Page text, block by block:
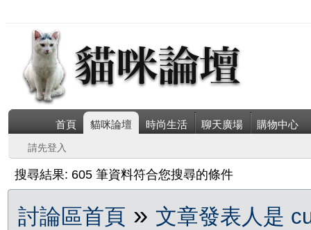
首頁 貓咪論壇 時尚生活 聊天廣場 購物中心
請先登入
搜尋結果: 605 筆資料符合您搜尋的條件
討論區首頁 » 文章發表人是